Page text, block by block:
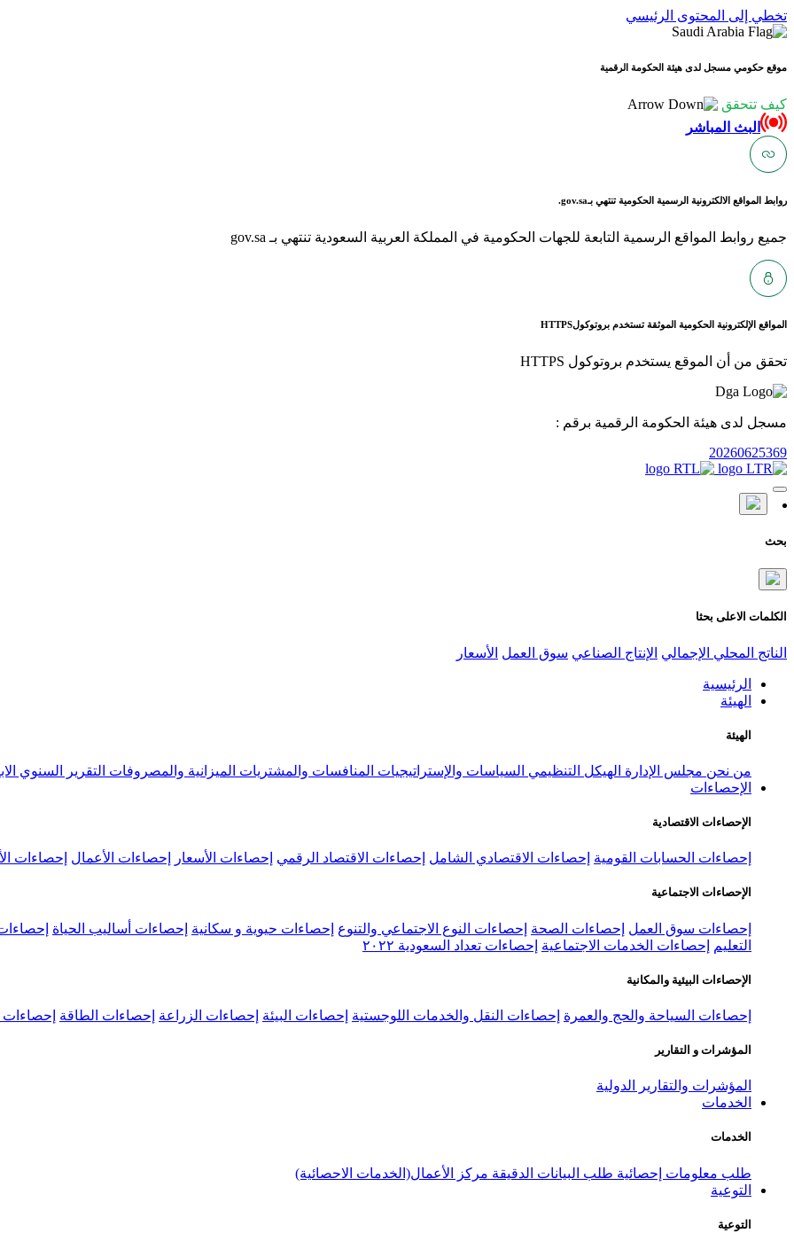
تخطي إلى المحتوى الرئيسي
موقع حكومي مسجل لدى هيئة الحكومة الرقمية
كيف تتحقق
البث المباشر
روابط المواقع الالكترونية الرسمية الحكومية تنتهي بـgov.sa.
جميع روابط المواقع الرسمية التابعة للجهات الحكومية في المملكة العربية السعودية تنتهي بـ gov.sa
المواقع الإلكترونية الحكومية الموثقة تستخدم بروتوكولHTTPS
تحقق من أن الموقع يستخدم بروتوكول HTTPS
مسجل لدى هيئة الحكومة الرقمية برقم :
20260625369
بحث
الكلمات الاعلى بحثا
الناتج المحلي الإجمالي الإنتاج الصناعي سوق العمل الأسعار
الرئيسية
الهيئة
الهيئة
من نحن مجلس الإدارة الهيكل التنظيمي السياسات والإستراتيجيات المنافسات والمشتريات الميزانية والمصروفات التقرير السنوي
الإحصاءات
الإحصاءات الاقتصادية
إحصاءات الحسابات القومية إحصاءات الاقتصادي الشامل إحصاءات الاقتصاد الرقمي إحصاءات الأسعار إحصاءات الأعمال إحصاءات
الإحصاءات الاجتماعية
إحصاءات سوق العمل إحصاءات الصحة إحصاءات النوع الاجتماعي والتنوع إحصاءات حيوية و سكانية إحصاءات أساليب الحياة
التعليم
إحصاءات الخدمات الاجتماعية إحصاءات تعداد السعودية ٢٠٢٢
الإحصاءات البيئية والمكانية
إحصاءات السياحة والحج والعمرة إحصاءات النقل والخدمات اللوجستية إحصاءات البيئة إحصاءات الزراعة إحصاءات الطاقة إحصاءات
المؤشرات و التقارير
المؤشرات والتقارير الدولية
الخدمات
الخدمات
طلب معلومات إحصائية طلب البيانات الدقيقة مركز الأعمال(الخدمات الاحصائية)
التوعية
التوعية